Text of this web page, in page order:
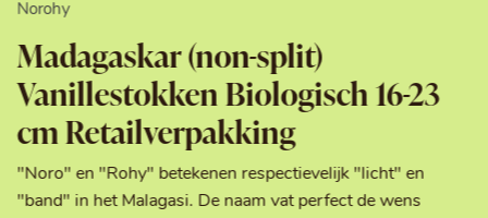
Norohy
Madagaskar (non-split)
Vanillestokken Biologisch 16-23
cm Retailverpakking
"Noro" en "Rohy" betekenen respectievelijk "licht" en
"band" in het Malagasi. De naam vat perfect de wens